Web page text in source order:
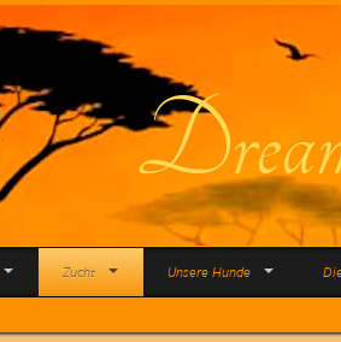
Zucht Unsere Hunde